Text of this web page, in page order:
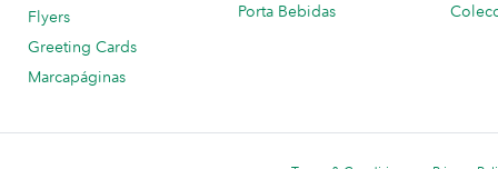
Flyers
Greeting Cards
Marcapáginas
Porta Bebidas